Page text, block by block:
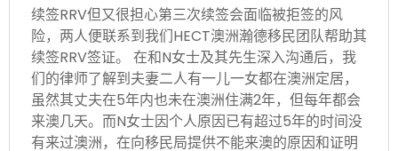
续签RRV但又很担心第三次续签会面临被拒签的风
险，两人便联系到我们HECT澳洲瀚德移民团队帮助其
续签RRV签证。 在和N女士及其先生深入沟通后，我
们的律师了解到夫妻二人有一儿一女都在澳洲定居，
虽然其丈夫在5年内也未在澳洲住满2年，但每年都会
来澳几天。而N女士因个人原因已有超过5年的时间没
有来过澳洲，在向移民局提供不能来澳的原因和证明